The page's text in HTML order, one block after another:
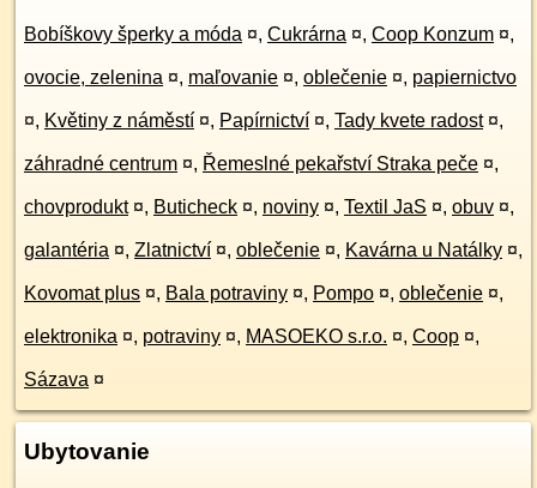
Bobíškovy šperky a móda ¤, Cukrárna ¤, Coop Konzum ¤,
ovocie, zelenina ¤, maľovanie ¤, oblečenie ¤, papiernictvo
¤, Květiny z náměstí ¤, Papírnictví ¤, Tady kvete radost ¤,
záhradné centrum ¤, Řemeslné pekařství Straka peče ¤,
chovprodukt ¤, Buticheck ¤, noviny ¤, Textil JaS ¤, obuv ¤,
galantéria ¤, Zlatnictví ¤, oblečenie ¤, Kavárna u Natálky ¤,
Kovomat plus ¤, Bala potraviny ¤, Pompo ¤, oblečenie ¤,
elektronika ¤, potraviny ¤, MASOEKO s.r.o. ¤, Coop ¤,
Sázava ¤
Ubytovanie